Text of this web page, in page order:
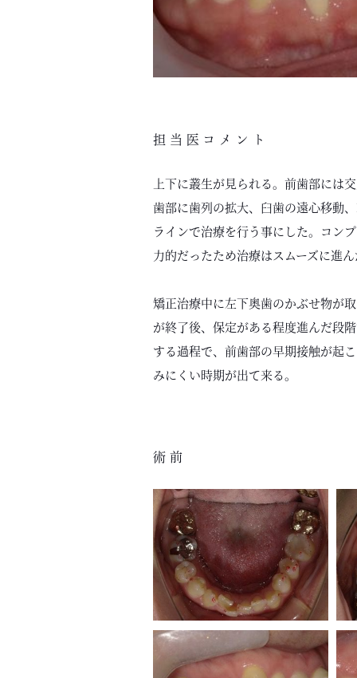
担当医コメント
上下に叢生が見られる。前歯部には
歯部に歯列の拡大、臼歯の遠心移動
ラインで治療を行う事にした。コン
力的だったため治療はスムーズに進
矯正治療中に左下奥歯のかぶせ物が
が終了後、保定がある程度進んだ段
する過程で、前歯部の早期接触が起
みにくい時期が出て来る。
術前